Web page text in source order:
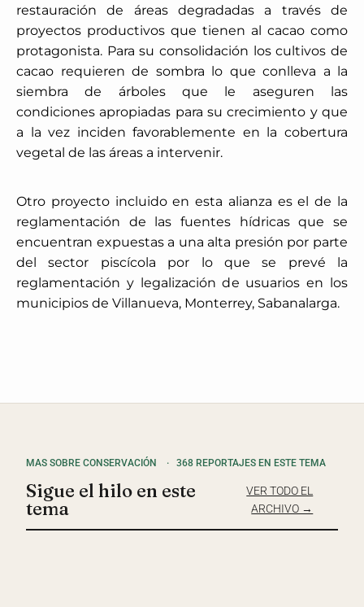
restauración de áreas degradadas a través de
proyectos productivos que tienen al cacao como
protagonista. Para su consolidación los cultivos de
cacao requieren de sombra lo que conlleva a la
siembra de árboles que le aseguren las
condiciones apropiadas para su crecimiento y que
a la vez inciden favorablemente en la cobertura
vegetal de las áreas a intervenir.
Otro proyecto incluido en esta alianza es el de la
reglamentación de las fuentes hídricas que se
encuentran expuestas a una alta presión por parte
del sector piscícola por lo que se prevé la
reglamentación y legalización de usuarios en los
municipios de Villanueva, Monterrey, Sabanalarga.
MAS SOBRE CONSERVACIÓN · 368 REPORTAJES EN ESTE TEMA
Sigue el hilo en este
tema
VER TODO EL
ARCHIVO →